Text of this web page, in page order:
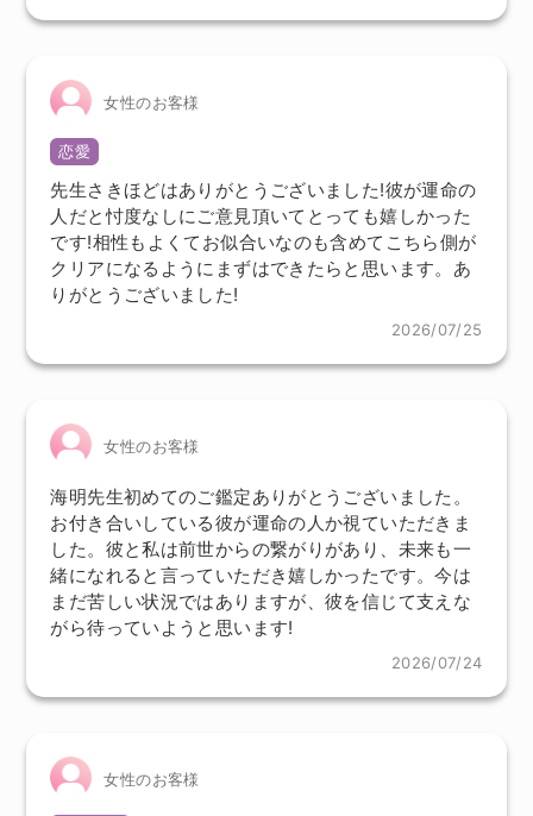
女性のお客様
恋愛
先生さきほどはありがとうございました!彼が運命の
人だと忖度なしにご意見頂いてとっても嬉しかった
です!相性もよくてお似合いなのも含めてこちら側が
クリアになるようにまずはできたらと思います。あ
りがとうございました!
2026/07/25
女性のお客様
海明先生初めてのご鑑定ありがとうございました。
お付き合いしている彼が運命の人か視ていただきま
した。彼と私は前世からの繋がりがあり、未来も一
緒になれると言っていただき嬉しかったです。今は
まだ苦しい状況ではありますが、彼を信じて支えな
がら待っていようと思います!
2026/07/24
女性のお客様